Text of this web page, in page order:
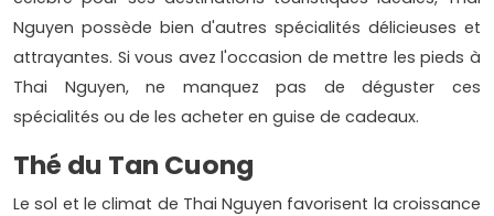
Nguyen possède bien d'autres spécialités délicieuses et
attrayantes. Si vous avez l'occasion de mettre les pieds à
Thai Nguyen, ne manquez pas de déguster ces
spécialités ou de les acheter en guise de cadeaux.
Thé du Tan Cuong
Le sol et le climat de Thai Nguyen favorisent la croissance